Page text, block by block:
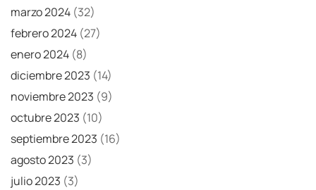
marzo 2024 (32)
febrero 2024 (27)
enero 2024 (8)
diciembre 2023 (14)
noviembre 2023 (9)
octubre 2023 (10)
septiembre 2023 (16)
agosto 2023 (3)
julio 2023 (3)